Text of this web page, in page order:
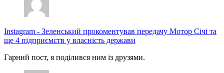
Instagram - Зеленський прокоментував передачу Мотор Січі та
ще 4 підприємств у власність держави
Гарний пост, я поділився ним із друзями.